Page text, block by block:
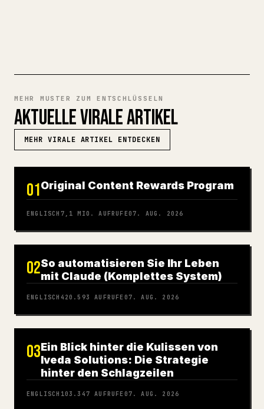
MEHR MUSTER ZUM ENTSCHLÜSSELN
AKTUELLE VIRALE ARTIKEL
MEHR VIRALE ARTIKEL ENTDECKEN
01Original Content Rewards Program
ENGLISCH 7,1 MIO. AUFRUFE07. AUG. 2026
02So automatisieren Sie Ihr Leben
mit Claude (Komplettes System)
ENGLISCH 420.593 AUFRUFE 07. AUG. 2026
03Ein Blick hinter die Kulissen von
Iveda Solutions: Die Strategie
hinter den Schlagzeilen
ENGLISCH 103.347 AUFRUFE 07. AUG. 2026